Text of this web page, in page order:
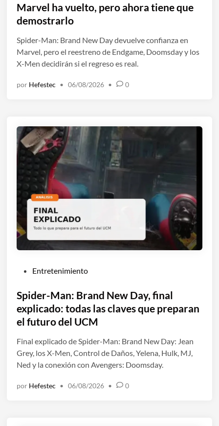
b
l
c
a
d
e
Marvel ha vuelto, pero ahora tiene que
demostrarlo
Spider-Man: Brand New Day devuelve confianza en
Marvel, pero el reestreno de Endgame, Doomsday y los
X-Men decidirán si el regreso es real.
por Hefestec • 06/08/2026 • 0
b
l
c
a
d
o
n
Entretenimiento
Spider-Man: Brand New Day, final
explicado: todas las claves que preparan
el futuro del UCM
Final explicado de Spider-Man: Brand New Day: Jean
Grey, los X-Men, Control de Daños, Yelena, Hulk, MJ,
Ned y la conexión con Avengers: Doomsday.
por Hefestec • 06/08/2026 • 0